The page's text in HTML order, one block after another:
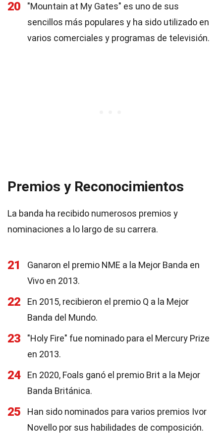
20
"Mountain at My Gates" es uno de sus
sencillos más populares y ha sido utilizado en
varios comerciales y programas de televisión.
Premios y Reconocimientos
La banda ha recibido numerosos premios y
nominaciones a lo largo de su carrera.
21
Ganaron el premio NME a la Mejor Banda en
Vivo en 2013.
22
En 2015, recibieron el premio Q a la Mejor
Banda del Mundo.
23
"Holy Fire" fue nominado para el Mercury Prize
en 2013.
24
En 2020, Foals ganó el premio Brit a la Mejor
Banda Británica.
25
Han sido nominados para varios premios Ivor
Novello por sus habilidades de composición.